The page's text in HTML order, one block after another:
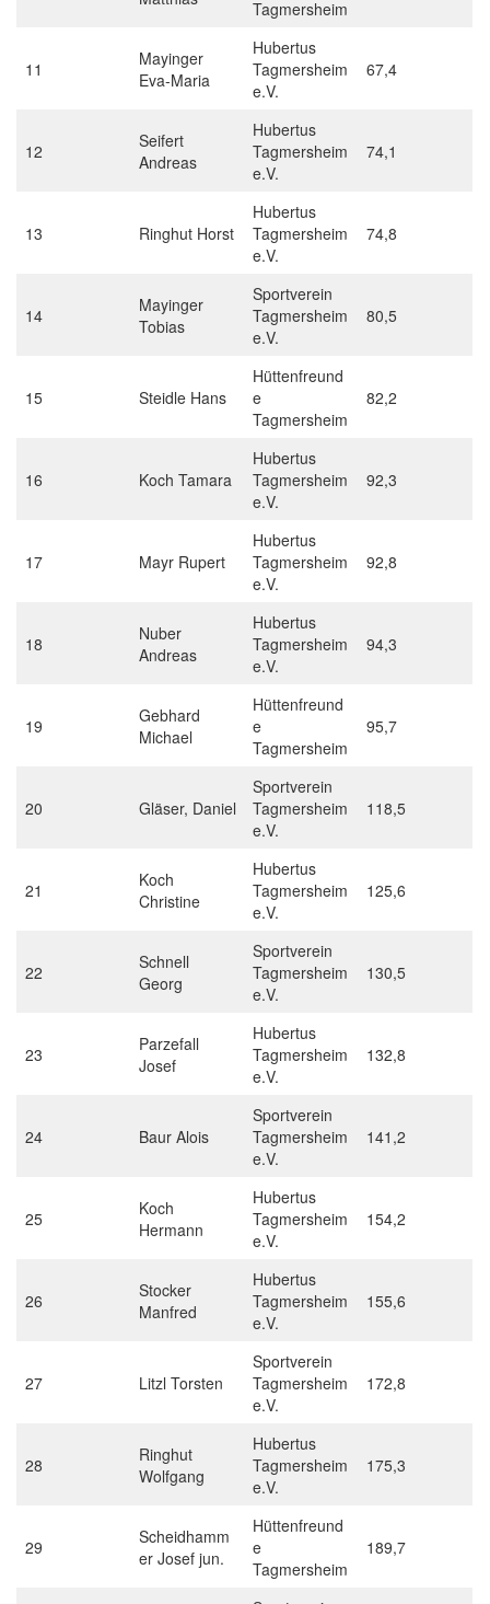
Tagmersheim
11
Mayinger
Eva-Maria
Hubertus
Tagmersheim
e.V.
67,4
12
Seifert
Andreas
Hubertus
Tagmersheim
e.V.
74,1
13 Ringhut Horst
Hubertus
Tagmersheim
e.V.
74,8
14
Mayinger
Tobias
Sportverein
Tagmersheim
e.V.
80,5
15 Steidle Hans
Hüttenfreund
e
Tagmersheim
82,2
16 Koch Tamara
Hubertus
Tagmersheim
e.V.
92,3
17 Mayr Rupert
Hubertus
Tagmersheim
e.V.
92,8
18
Nuber
Andreas
Hubertus
Tagmersheim
e.V.
94,3
19
Gebhard
Michael
Hüttenfreund
e
Tagmersheim
95,7
20 Gläser, Daniel
Sportverein
Tagmersheim
e.V.
118,5
21
Koch
Christine
Hubertus
Tagmersheim
e.V.
125,6
22
Schnell
Georg
Sportverein
Tagmersheim
e.V.
130,5
23
Parzefall
Josef
Hubertus
Tagmersheim
e.V.
132,8
24 Baur Alois
Sportverein
Tagmersheim
e.V.
141,2
25
Koch
Hermann
Hubertus
Tagmersheim
e.V.
154,2
26
Stocker
Manfred
Hubertus
Tagmersheim
e.V.
155,6
27 Litzl Torsten
Sportverein
Tagmersheim
e.V.
172,8
28
Ringhut
Wolfgang
Hubertus
Tagmersheim
e.V.
175,3
29
Scheidhamm
er Josef jun.
Hüttenfreund
e
Tagmersheim
189,7